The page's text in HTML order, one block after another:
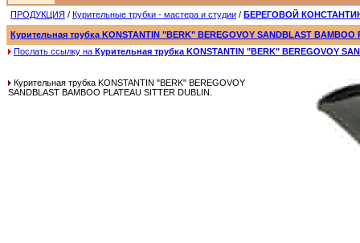
ПРОДУКЦИЯ / Курительные трубки - мастера и студии / БЕРЕГОВОЙ КОНСТАНТИН
Курительная трубка KONSTANTIN "BERK" BEREGOVOY SANDBLAST BAMBOO
Послать ссылку на Курительная трубка KONSTANTIN "BERK" BEREGOVOY
Курительная трубка KONSTANTIN "BERK" BEREGOVOY
SANDBLAST BAMBOO PLATEAU SITTER DUBLIN.